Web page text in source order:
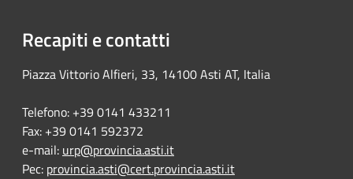
Recapiti e contatti
Piazza Vittorio Alfieri, 33, 14100 Asti AT, Italia
Telefono: +39 0141 433211
Fax: +39 0141 592372
e-mail: urp@provincia.asti.it
Pec: provincia.asti@cert.provincia.asti.it